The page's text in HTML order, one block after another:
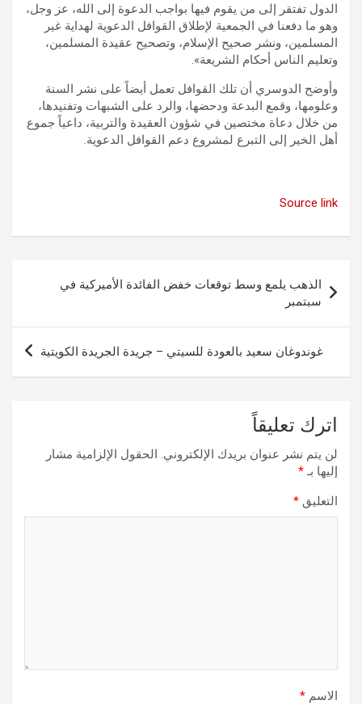
الدول تفتقر إلى من يقوم فيها بواجب الدعوة إلى الله، عز وجل،
وهو ما دفعنا في الجمعية لإطلاق القوافل الدعوية لهداية غير
المسلمين، ونشر صحيح الإسلام، وتصحيح عقيدة المسلمين،
وتعليم الناس أحكام الشريعة».
وأوضح الدوسري أن تلك القوافل تعمل أيضاً على نشر السنة
وعلومها، وقمع البدعة ودحضها، والرد على الشبهات وتفنيدها،
من خلال دعاة مختصين في شؤون العقيدة والتربية، داعياً جموع
أهل الخير إلى التبرع لمشروع دعم القوافل الدعوية.
Source link
المقالات
الذهب يلمع وسط توقعات خفض الفائدة الأميركية في
سبتمبر
غوندوغان سعيد بالعودة للسيتي – جريدة الجريدة الكويتية
اترك تعليقاً
لن يتم نشر عنوان بريدك الإلكتروني. الحقول الإلزامية مشار
إليها بـ*
التعليق *
الاسم *